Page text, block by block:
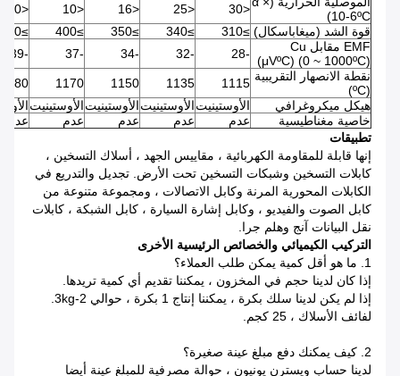
10-6ºC)
<30
<25
<16
<10
<0
قوة الشد (ميغاباسكال) ≥310
≥340
≥350
≥400
≥400
EMF مقابل Cu
(μVºC) (0 ~ 1000ºC)
-28
-32
-34
-37
-39
نقطة الانصهار التقريبية
(ºC)
1115
1135
1150
1170
1180
هيكل ميكروغرافي
الأوستينيتالأوستينيتالأوستينيتالأوستينيت
خاصية مغناطيسية
عدم عدم عدم عدم
عدم
تطبيقات
إنها قابلة للمقاومة الكهربائية ، مقاييس الجهد ، أسلاك التسخين ،
كابلات التسخين وشبكات التسخين تحت الأرض. تجديل والتدريع في
الكابلات المحورية المرنة وكابل الاتصالات ، ومجموعة متنوعة من
كابل الصوت والفيديو ، وكابل إشارة السيارة ، كابل الشبكة ، كابلات
نقل البيانات آنج وهلم جرا.
التركيب الكيميائي والخصائص الرئيسية الأخرى
1. ما هو أقل كمية يمكن طلب العملاء؟
إذا كان لدينا حجم في المخزون ، يمكننا تقديم أي كمية تريدها.
إذا لم يكن لدينا سلك بكرة ، يمكننا إنتاج 1 بكرة ، حوالي 2-3kg.
لفائف الأسلاك ، 25 كجم.
2. كيف يمكنك دفع مبلغ عينة صغيرة؟
لدينا حساب ويسترن يونيون ، حوالة مصرفية للمبلغ عينة أيضا